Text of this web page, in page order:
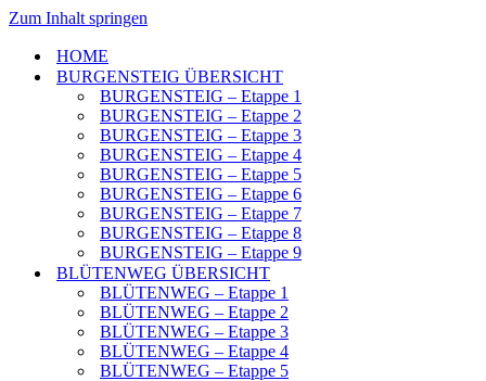
Zum Inhalt springen
HOME
BURGENSTEIG ÜBERSICHT
BURGENSTEIG – Etappe 1
BURGENSTEIG – Etappe 2
BURGENSTEIG – Etappe 3
BURGENSTEIG – Etappe 4
BURGENSTEIG – Etappe 5
BURGENSTEIG – Etappe 6
BURGENSTEIG – Etappe 7
BURGENSTEIG – Etappe 8
BURGENSTEIG – Etappe 9
BLÜTENWEG ÜBERSICHT
BLÜTENWEG – Etappe 1
BLÜTENWEG – Etappe 2
BLÜTENWEG – Etappe 3
BLÜTENWEG – Etappe 4
BLÜTENWEG – Etappe 5